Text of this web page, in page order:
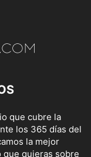
que cubre la
los 365 días del
la mejor
que quieras sobre